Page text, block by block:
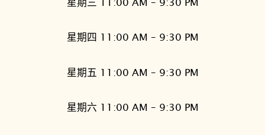
星期四 11:00 AM – 9:30 PM
星期五 11:00 AM – 9:30 PM
星期六 11:00 AM – 9:30 PM